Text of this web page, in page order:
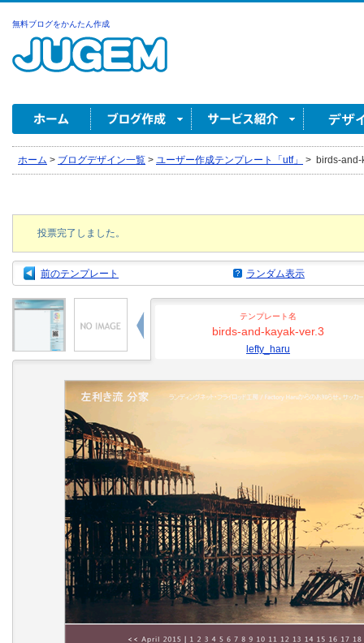
無料ブログをかんたん作成
ホーム > ブログデザイン一覧 > ユーザー作成テンプレート「utf」 > birds-and-
投票完了しました。
前のテンプレート ランダム表示
テンプレート名
birds-and-kayak-ver.3
lefty_haru